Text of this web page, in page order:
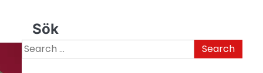
Sök
Search
for: